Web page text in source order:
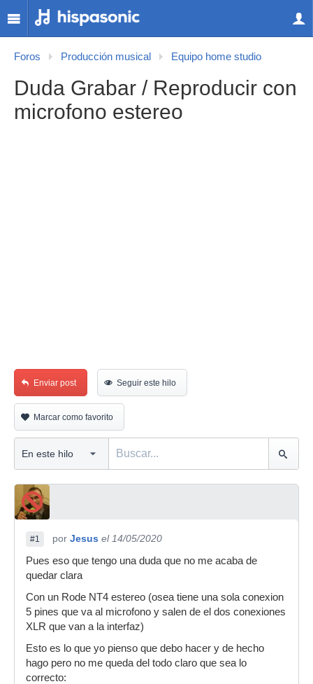
Foros Producción musical Equipo home studio
Duda Grabar / Reproducir con
microfono estereo
Enviar post Seguir este hilo
Marcar como favorito
#1 por Jesus el 14/05/2020
Pues eso que tengo una duda que no me acaba de
quedar clara
Con un Rode NT4 estereo (osea tiene una sola conexion
5 pines que va al microfono y salen de el dos conexiones
XLR que van a la interfaz)
Esto es lo que yo pienso que debo hacer y de hecho
hago pero no me queda del todo claro que sea lo
correcto: